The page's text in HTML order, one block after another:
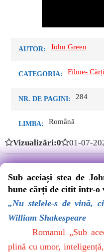
AUTOR: John Green
CATEGORIA: Filme- Cărți
NR. DE PAGINI: 284
LIMBA: Română
Vizualizări:0 01-07-
Sub aceiași stea de
bune cărți de citit într-o
„Nu stelele-s de vină,
William Shakespeare
Romanul „Sub
plină cu umor,